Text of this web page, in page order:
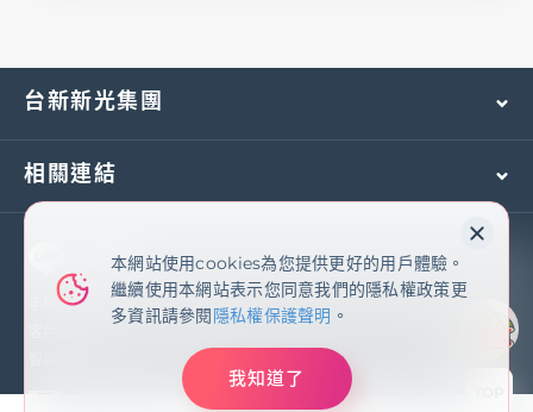
台新新光集團
相關連結
手機及國外客服專線：(02)2171-1055
臺灣新光商業銀行股份有限公司
本網站使用cookies為您提供更好的用戶體驗。
繼續使用本網站表示您同意我們的隱私權政策更
多資訊請參閱隱私權保護聲明 。
我知道了
繼續使用本網站表示您同意我們的隱私權政策更
多資訊請參閱隱私權保護聲明
我知道了